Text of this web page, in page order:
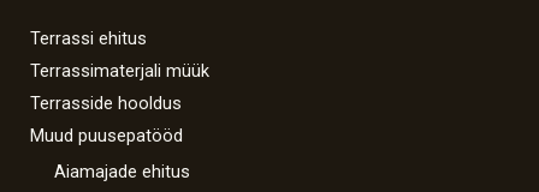
Terrassi ehitus
Terrassimaterjali müük
Terrasside hooldus
Muud puusepatööd
Aiamajade ehitus